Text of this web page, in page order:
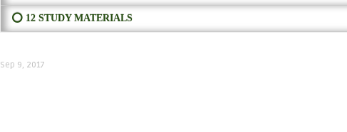
⭕ 12 STUDY MATERIALS
Sep 9, 2017